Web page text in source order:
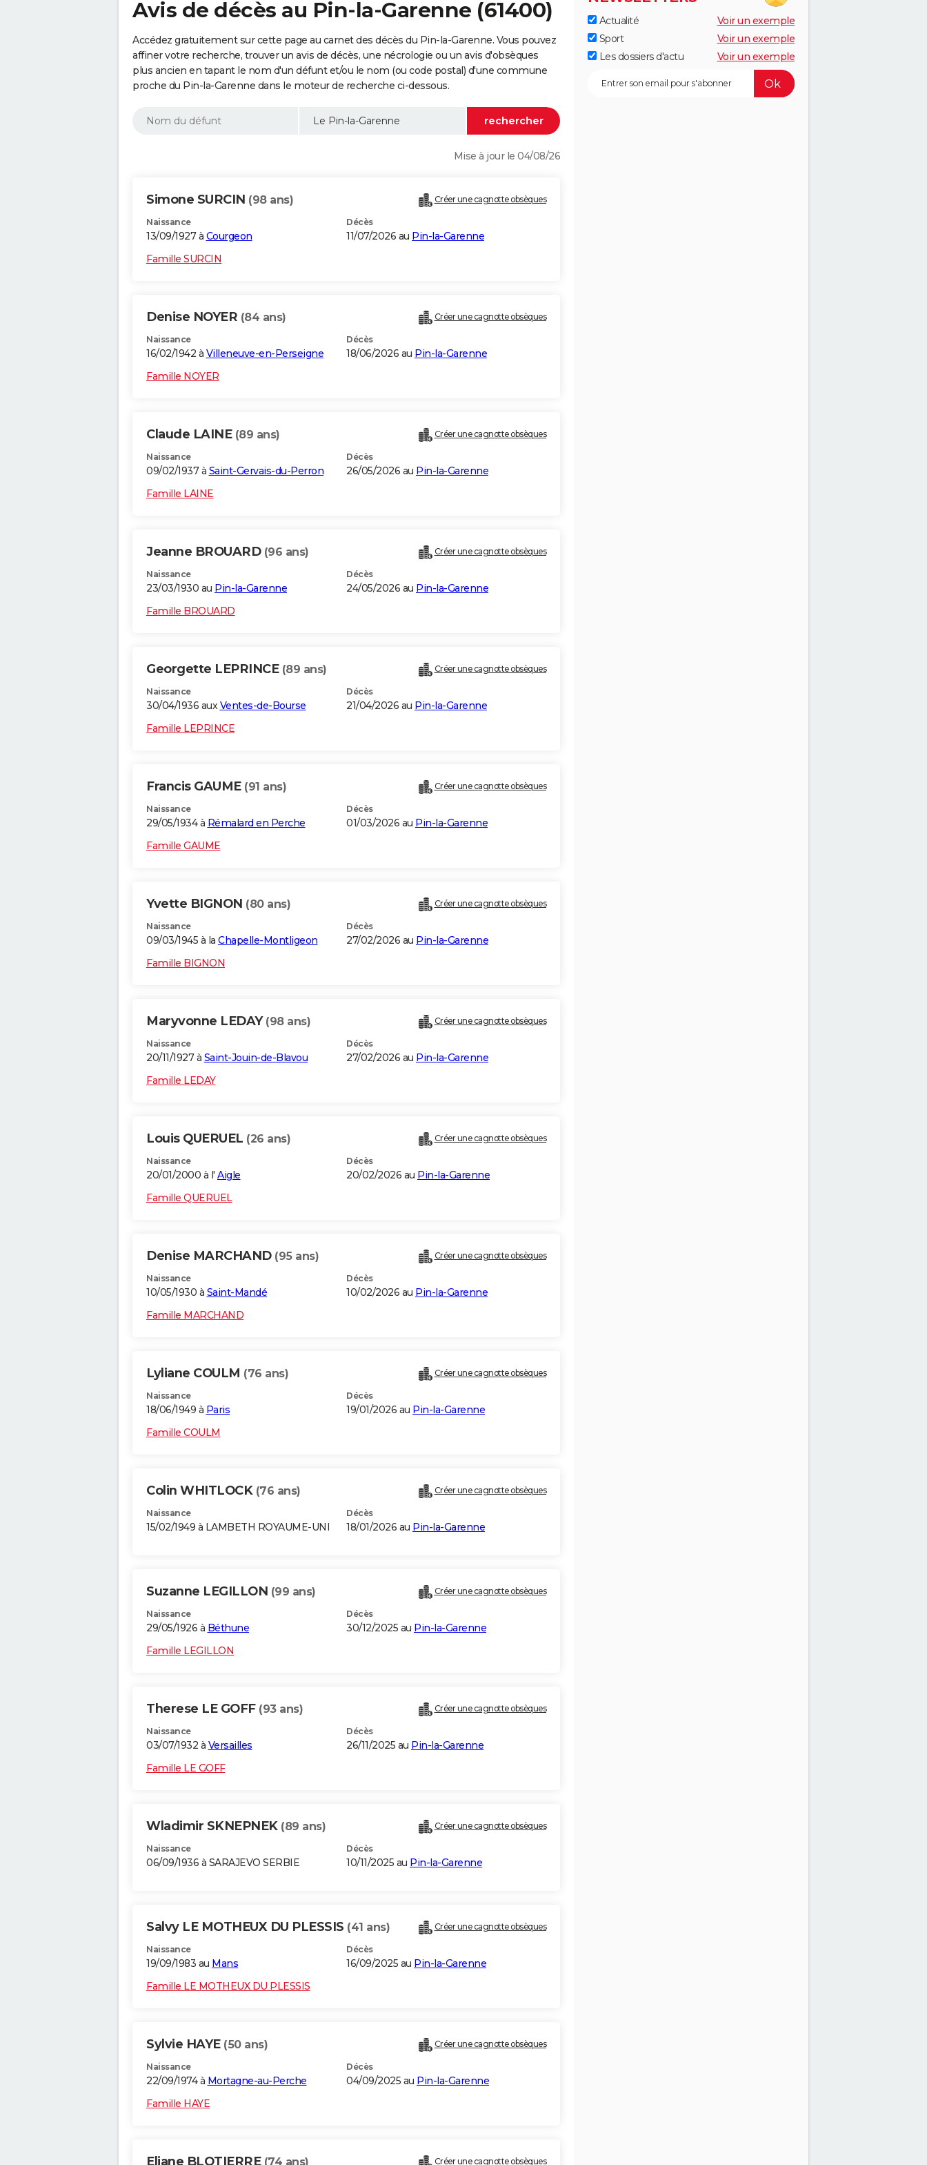
Avis de décès au Pin-la-Garenne (61400)
Accédez gratuitement sur cette page au carnet des décès du Pin-la-Garenne. Vous pouvez
affiner votre recherche, trouver un avis de décès, une nécrologie ou un avis d'obsèques
plus ancien en tapant le nom d'un défunt et/ou le nom (ou code postal) d'une commune
proche du Pin-la-Garenne dans le moteur de recherche ci-dessous.
Mise à jour le 04/08/26
Simone SURCIN (98 ans) Créer une cagnotte obsèques
Naissance
13/09/1927 à Courgeon
Décès
11/07/2026 au Pin-la-Garenne
Famille SURCIN
Denise NOYER (84 ans) Créer une cagnotte obsèques
Naissance
16/02/1942 à Villeneuve-en-Perseigne
Décès
18/06/2026 au Pin-la-Garenne
Famille NOYER
Claude LAINE (89 ans) Créer une cagnotte obsèques
Naissance
09/02/1937 à Saint-Gervais-du-Perron
Décès
26/05/2026 au Pin-la-Garenne
Famille LAINE
Jeanne BROUARD (96 ans) Créer une cagnotte obsèques
Naissance
23/03/1930 au Pin-la-Garenne
Décès
24/05/2026 au Pin-la-Garenne
Famille BROUARD
Georgette LEPRINCE (89 ans) Créer une cagnotte obsèques
Naissance
30/04/1936 auxVentes-de-Bourse
Décès
21/04/2026 au Pin-la-Garenne
Famille LEPRINCE
Francis GAUME (91 ans) Créer une cagnotte obsèques
Naissance
29/05/1934 à Rémalard en Perche
Décès
01/03/2026 au Pin-la-Garenne
Famille GAUME
Yvette BIGNON (80 ans) Créer une cagnotte obsèques
Naissance
09/03/1945 à la Chapelle-Montligeon
Décès
27/02/2026 au Pin-la-Garenne
Famille BIGNON
Maryvonne LEDAY (98 ans) Créer une cagnotte obsèques
Naissance
20/11/1927 à Saint-Jouin-de-Blavou
Décès
27/02/2026 au Pin-la-Garenne
Famille LEDAY
Louis QUERUEL (26 ans) Créer une cagnotte obsèques
Naissance
20/01/2000 à l' Aigle
Décès
20/02/2026 au Pin-la-Garenne
Famille QUERUEL
Denise MARCHAND (95 ans) Créer une cagnotte obsèques
Naissance
10/05/1930 à Saint-Mandé
Décès
10/02/2026 au Pin-la-Garenne
Famille MARCHAND
Lyliane COULM (76 ans) Créer une cagnotte obsèques
Naissance
18/06/1949 à Paris
Décès
19/01/2026 au Pin-la-Garenne
Famille COULM
Colin WHITLOCK (76 ans) Créer une cagnotte obsèques
Naissance
15/02/1949 à LAMBETH ROYAUME-UNI
Décès
18/01/2026 au Pin-la-Garenne
Suzanne LEGILLON (99 ans) Créer une cagnotte obsèques
Naissance
29/05/1926 à Béthune
Décès
30/12/2025 au Pin-la-Garenne
Famille LEGILLON
Therese LE GOFF (93 ans) Créer une cagnotte obsèques
Naissance
03/07/1932 à Versailles
Décès
26/11/2025 au Pin-la-Garenne
Famille LE GOFF
Wladimir SKNEPNEK (89 ans) Créer une cagnotte obsèques
Naissance
06/09/1936 à SARAJEVO SERBIE
Décès
10/11/2025 au Pin-la-Garenne
Salvy LE MOTHEUX DU PLESSIS (41 ans) Créer une cagnotte obsèques
Naissance
19/09/1983 au Mans
Décès
16/09/2025 au Pin-la-Garenne
Famille LE MOTHEUX DU PLESSIS
Sylvie HAYE (50 ans) Créer une cagnotte obsèques
Naissance
22/09/1974 à Mortagne-au-Perche
Décès
04/09/2025 au Pin-la-Garenne
Famille HAYE
Eliane BLOTIERRE (74 ans) Créer une cagnotte obsèques
Actualité
Voir un exemple
Sport
Voir un exemple
Les dossiers d'actu
Voir un exemple